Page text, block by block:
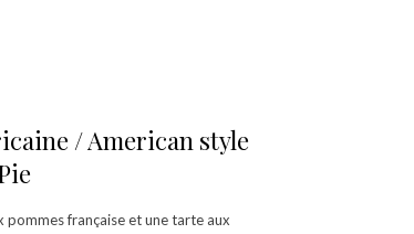
/ American style
pommes française et une tarte aux